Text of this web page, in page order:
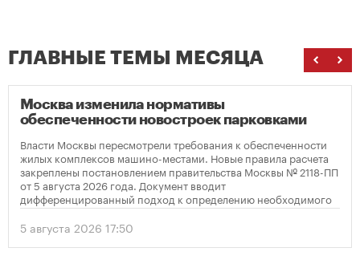
ГЛАВНЫЕ ТЕМЫ МЕСЯЦА
Москва изменила нормативы
обеспеченности новостроек парковками
Власти Москвы пересмотрели требования к обеспеченности
жилых комплексов машино-местами. Новые правила расчета
закреплены постановлением правительства Москвы № 2118-ПП
от 5 августа 2026 года. Документ вводит
дифференцированный подход к определению необходимого
количества парковок в зависимости от площади квартир и
устанавливает переходный период для уже согласованных
проектов.
5 августа 2026 17:50